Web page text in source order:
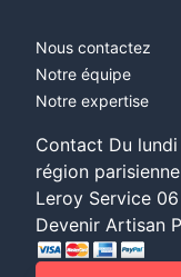
Nous contactez
Notre équipe
Notre expertise
Contact Du
région parisienne
Leroy Service
Devenir Artisan